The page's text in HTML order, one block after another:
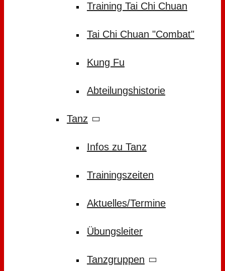
Training Tai Chi Chuan
Tai Chi Chuan "Combat"
Kung Fu
Abteilungshistorie
Tanz
Infos zu Tanz
Trainingszeiten
Aktuelles/Termine
Übungsleiter
Tanzgruppen